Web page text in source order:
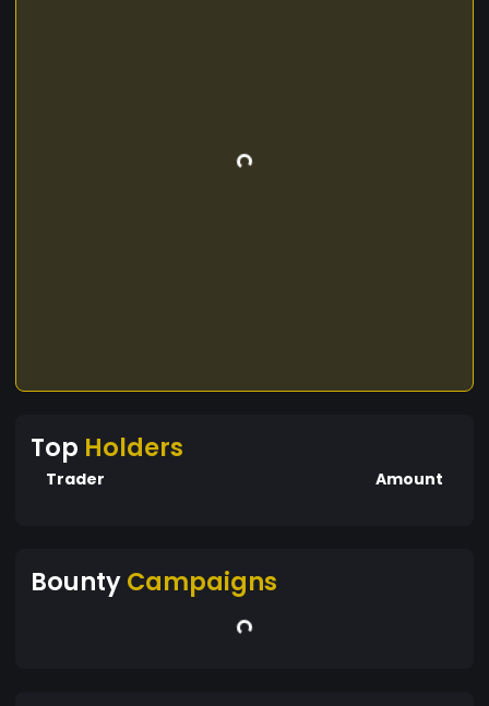
Top Holders
Trader Amount
BountyCampaigns